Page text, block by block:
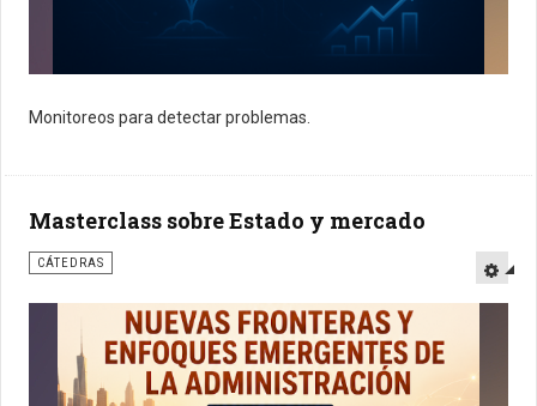
Monitoreos para detectar problemas.
Masterclass sobre Estado y mercado
CÁTEDRAS